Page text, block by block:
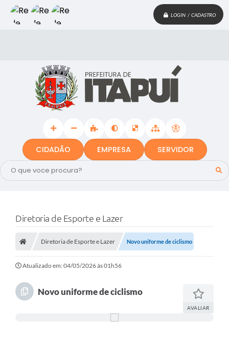
LOGIN / CADASTRO
CIDADÃO EMPRESA SERVIDOR
Diretoria de Esporte e Lazer
Diretoria de Esporte e Lazer Novo uniforme de ciclismo
Atualizado em: 04/05/2026 às 01h56
Novo uniforme de ciclismo
AVALIAR